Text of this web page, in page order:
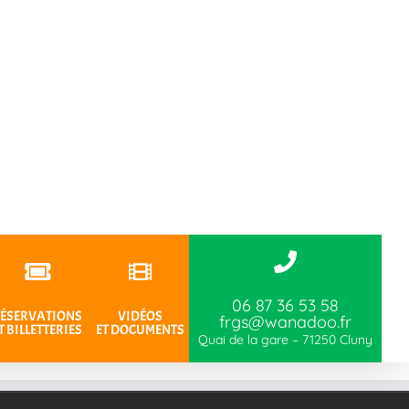
BILLETTERIES
VIDÉOS
ET DOCUMENTS
06 87 36 53 58
frgs@wanadoo.fr
Quai de la gare – 71250 Cluny